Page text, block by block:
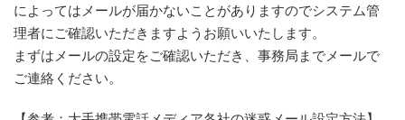
によってはメールが届かないことがありますのでシステム管
理者にご確認いただきますようお願いいたします。
まずはメールの設定をご確認いただき、事務局までメールで
ご連絡ください。